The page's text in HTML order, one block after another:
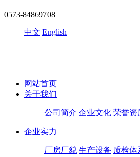
0573-84869708
中文 English
网站首页
关于我们
公司简介 企业文化 荣誉资
企业实力
厂房厂貌 生产设备 质检体